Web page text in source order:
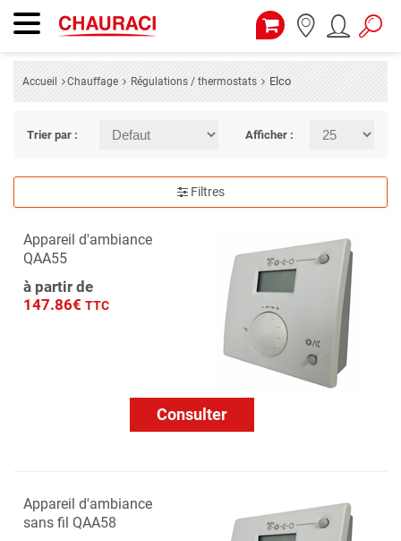
Accueil Chauffage Régulations / thermostats Elco
Trier par : Afficher :
Filtres
Appareil d'ambiance
QAA55
à partir de
147.86€ TTC
Consulter
Appareil d'ambiance
sans fil QAA58